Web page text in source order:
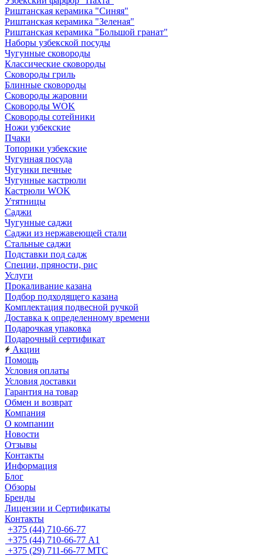
Риштанская керамика "Синяя"
Риштанская керамика "Зеленая"
Риштанская керамика "Большой гранат"
Наборы узбекской посуды
Чугунные сковороды
Классические сковороды
Сковороды гриль
Блинные сковороды
Сковороды жаровни
Сковороды WOK
Сковороды сотейники
Ножи узбекские
Пчаки
Топорики узбекские
Чугунная посуда
Чугунки печные
Чугунные кастрюли
Кастрюли WOK
Утятницы
Саджи
Чугунные саджи
Саджи из нержавеющей стали
Стальные саджи
Подставки под садж
Специи, пряности, рис
Услуги
Прокаливание казана
Подбор подходящего казана
Комплектация подвесной ручкой
Доставка к определенному времени
Подарочкая упаковка
Подарочный сертификат
Акции
Помощь
Условия оплаты
Условия доставки
Гарантия на товар
Обмен и возврат
Компания
О компании
Новости
Отзывы
Контакты
Информация
Блог
Обзоры
Бренды
Лицензии и Сертификаты
Контакты
+375 (44) 710-66-77
+375 (44) 710-66-77 А1
+375 (29) 711-66-77 МТС